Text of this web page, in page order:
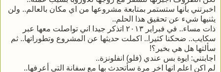
اخبرتني بأنها ستستمر بمتابعة مشروعها من اي مكان بالعالم.. ولن
يثنيها شيء عن تحقيق هذا الحلم..
ذات مساء.. في فبراير ٢٠١٣ اتذكر جيدا اني تواصلت معها عبر
سكايب.. ضحكنا كثيرا.. اكملت حديثها عن المشروع وتطوراتها.. ثم
سألتها هل هي بخير؟!
اجابتني: ايوة بس عندي (فلو) انفلونزة..
لم اكن اعلم انها اخر مرة سأتحدث بها مع سفانة التي أعرفها..